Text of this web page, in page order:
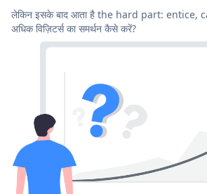
लेकिन इसके बाद आता है the hard part: entice,
अधिक विज़िटर्स का समर्थन कैसे करें?